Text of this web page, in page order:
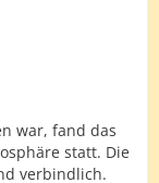
war, fand das
statt. Die
verbindlich.